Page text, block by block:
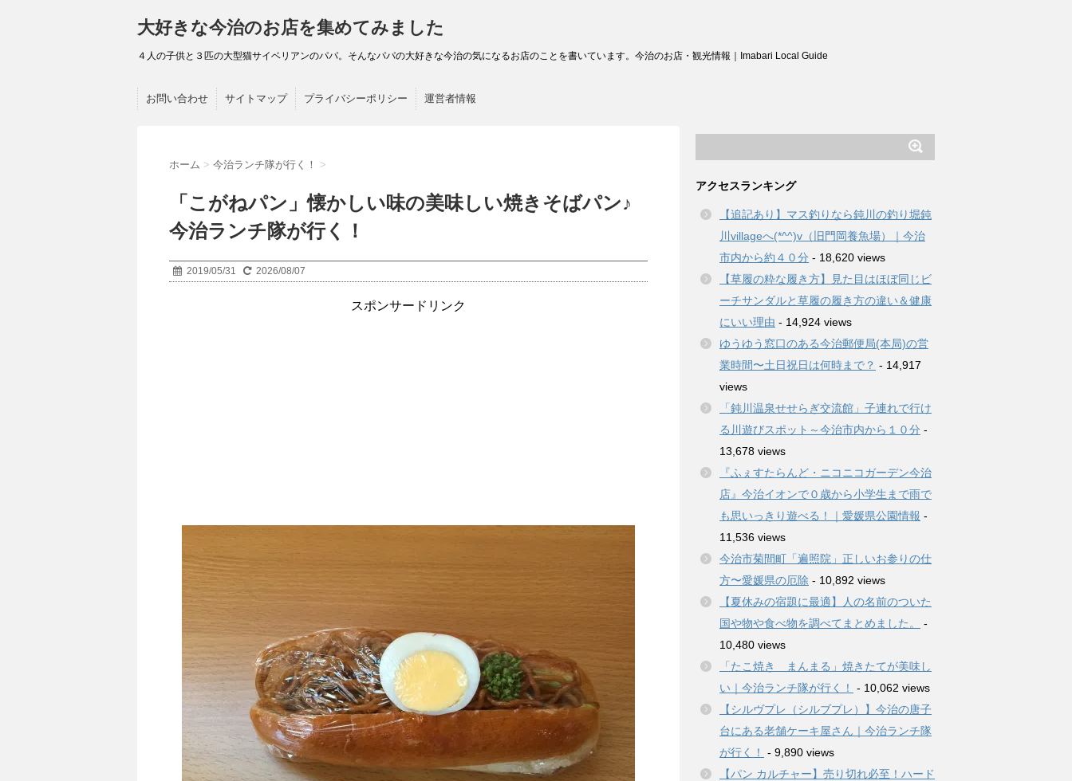
大好きな今治のお店を集めてみました
４人の子供と３匹の大型猫サイベリアンのパパ。そんなパパの大好きな今治の気になるお店のことを書いています。今治のお店・観光情報｜Imabari Local Guide
お問い合わせ サイトマップ プライバシーポリシー 運営者情報
ホーム > 今治ランチ隊が行く！ >
「こがねパン」懐かしい味の美味しい焼きそばパン♪
今治ランチ隊が行く！
2019/05/31 2026/08/07
スポンサードリンク
アクセスランキング
【追記あり】マス釣りなら鈍川の釣り堀鈍
川villageへ(*^^)v（旧門岡養魚場）｜今治
市内から約４０分 - 18,620 views
【草履の粋な履き方】見た目はほぼ同じビ
ーチサンダルと草履の履き方の違い＆健康
にいい理由 - 14,924 views
ゆうゆう窓口のある今治郵便局(本局)の営
業時間〜土日祝日は何時まで？ - 14,917
views
「鈍川温泉せせらぎ交流館」子連れで行け
る川遊びスポット～今治市内から１０分 -
13,678 views
『ふぇすたらんど・ニコニコガーデン今治
店』今治イオンで０歳から小学生まで雨で
も思いっきり遊べる！｜愛媛県公園情報 -
11,536 views
今治市菊間町「遍照院」正しいお参りの仕
方〜愛媛県の厄除 - 10,892 views
【夏休みの宿題に最適】人の名前のついた
国や物や食べ物を調べてまとめました。
-
10,480 views
「たこ焼き まんまる」焼きたてが美味し
い｜今治ランチ隊が行く！
- 10,062 views
【シルヴプレ（シルブプレ）】今治の唐子
台にある老舗ケーキ屋さん｜今治ランチ隊
が行く！
- 9,890 views
【パン カルチャー】売り切れ必至！ハード